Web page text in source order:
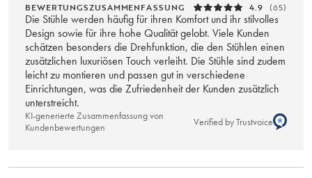
BEWERTUNGSZUSAMMENFASSUNG 4.9 (65)
Die Stühle werden häufig für ihren Komfort und ihr stilvolles
Design sowie für ihre hohe Qualität gelobt. Viele Kunden
schätzen besonders die Drehfunktion, die den Stühlen einen
zusätzlichen luxuriösen Touch verleiht. Die Stühle sind zudem
leicht zu montieren und passen gut in verschiedene
Einrichtungen, was die Zufriedenheit der Kunden zusätzlich
unterstreicht.
KI-generierte Zusammenfassung von
Kundenbewertungen
Verified by Trustvoice